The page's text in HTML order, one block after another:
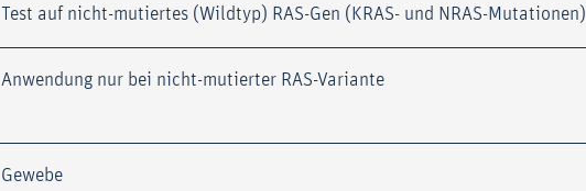
Test auf nicht-mutiertes (Wildtyp) RAS-Gen (KRAS- und NRAS-Mutationen)
Anwendung nur bei nicht-mutierter RAS-Variante
Gewebe